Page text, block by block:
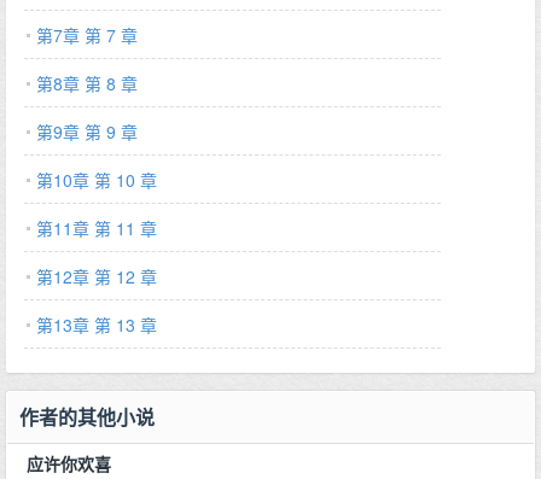
第7章 第 7 章
第8章 第 8 章
第9章 第 9 章
第10章 第 10 章
第11章 第 11 章
第12章 第 12 章
第13章 第 13 章
作者的其他小说
应许你欢喜